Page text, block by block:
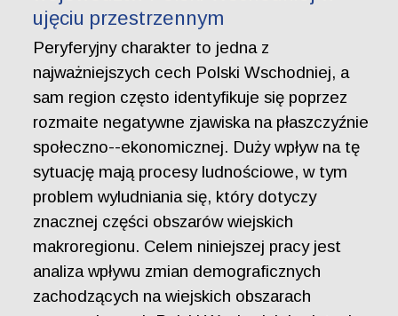
ujęciu przestrzennym
Peryferyjny charakter to jedna z
najważniejszych cech Polski Wschodniej, a
sam region często identyfikuje się poprzez
rozmaite negatywne zjawiska na płaszczyźnie
społeczno--ekonomicznej. Duży wpływ na tę
sytuację mają procesy ludnościowe, w tym
problem wyludniania się, który dotyczy
znacznej części obszarów wiejskich
makroregionu. Celem niniejszej pracy jest
analiza wpływu zmian demograficznych
zachodzących na wiejskich obszarach